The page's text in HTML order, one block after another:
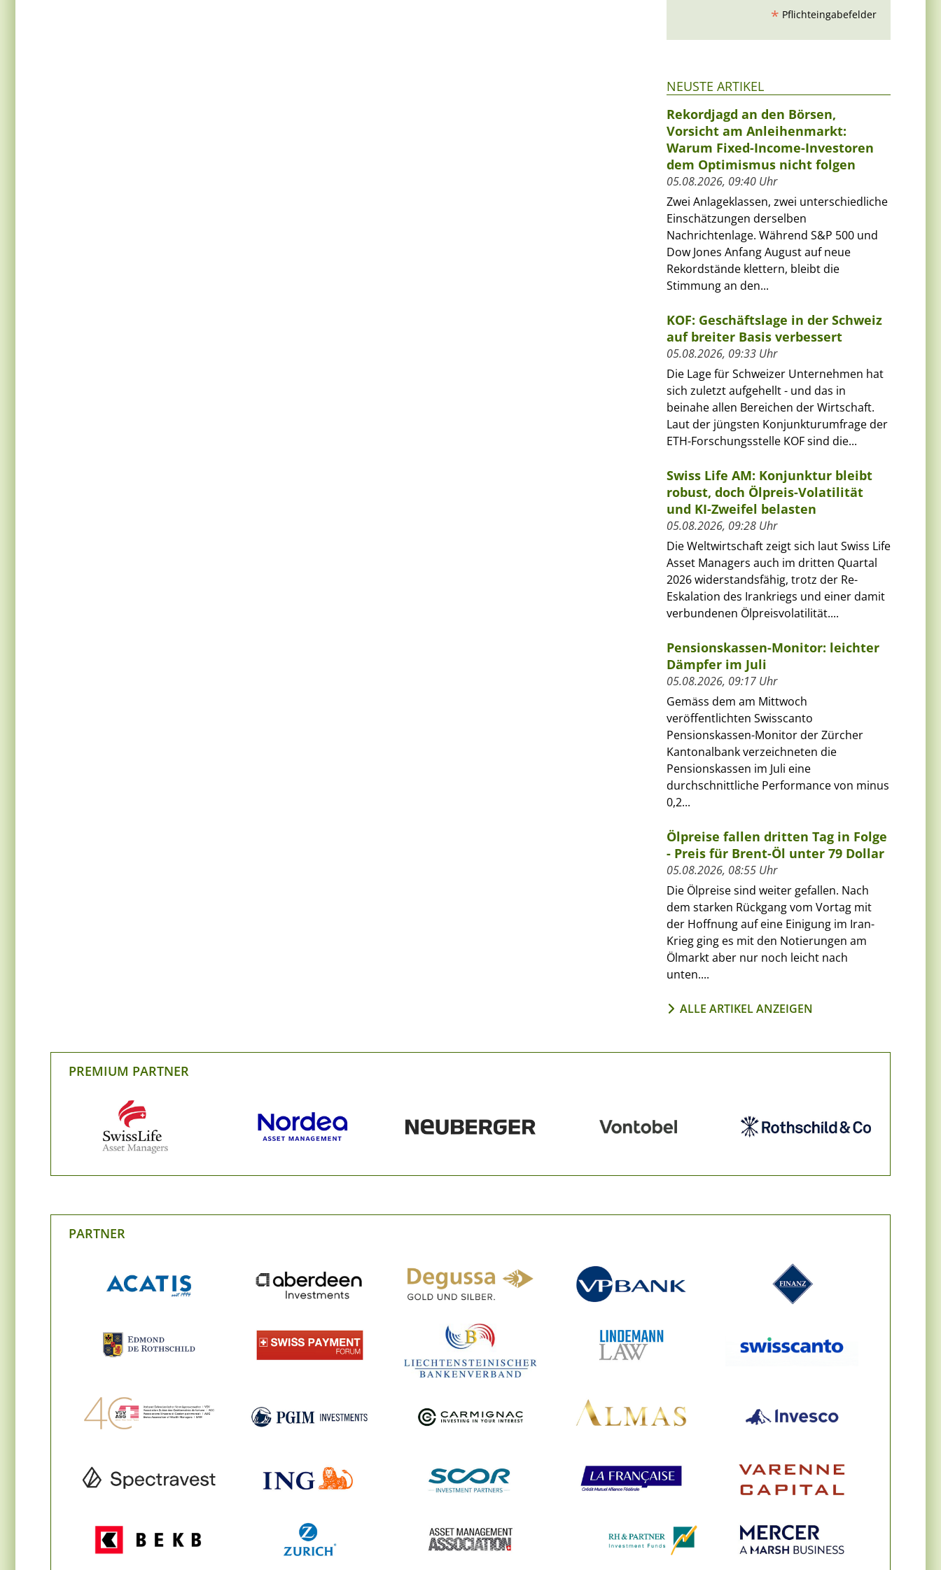
* Pflichteingabefelder
NEUSTE ARTIKEL
Rekordjagd an den Börsen,
Vorsicht am Anleihenmarkt:
Warum Fixed-Income-Investoren
dem Optimismus nicht folgen
05.08.2026, 09:40 Uhr
Zwei Anlageklassen, zwei unterschiedliche
Einschätzungen derselben
Nachrichtenlage. Während S&P 500 und
Dow Jones Anfang August auf neue
Rekordstände klettern, bleibt die
Stimmung an den...
KOF: Geschäftslage in der Schweiz
auf breiter Basis verbessert
05.08.2026, 09:33 Uhr
Die Lage für Schweizer Unternehmen hat
sich zuletzt aufgehellt - und das in
beinahe allen Bereichen der Wirtschaft.
Laut der jüngsten Konjunkturumfrage der
ETH-Forschungsstelle KOF sind die...
Swiss Life AM: Konjunktur bleibt
robust, doch Ölpreis-Volatilität
und KI-Zweifel belasten
05.08.2026, 09:28 Uhr
Die Weltwirtschaft zeigt sich laut Swiss Life
Asset Managers auch im dritten Quartal
2026 widerstandsfähig, trotz der Re-
Eskalation des Irankriegs und einer damit
verbundenen Ölpreisvolatilität....
Pensionskassen-Monitor: leichter
Dämpfer im Juli
05.08.2026, 09:17 Uhr
Gemäss dem am Mittwoch
veröffentlichten Swisscanto
Pensionskassen-Monitor der Zürcher
Kantonalbank verzeichneten die
Pensionskassen im Juli eine
durchschnittliche Performance von minus
0,2...
Ölpreise fallen dritten Tag in Folge
- Preis für Brent-Öl unter 79 Dollar
05.08.2026, 08:55 Uhr
Die Ölpreise sind weiter gefallen. Nach
dem starken Rückgang vom Vortag mit
der Hoffnung auf eine Einigung im Iran-
Krieg ging es mit den Notierungen am
Ölmarkt aber nur noch leicht nach
unten....
ALLE ARTIKEL ANZEIGEN
PREMIUM PARTNER
PARTNER